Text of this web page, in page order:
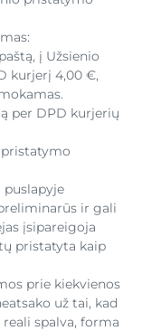
į Užsienio
kurjerį 4,00 €,
per DPD kurjerių
pristatymo
ir gali
įsipareigoja
pristatyta kaip
prie kiekvienos
už tai, kad
spalva, forma